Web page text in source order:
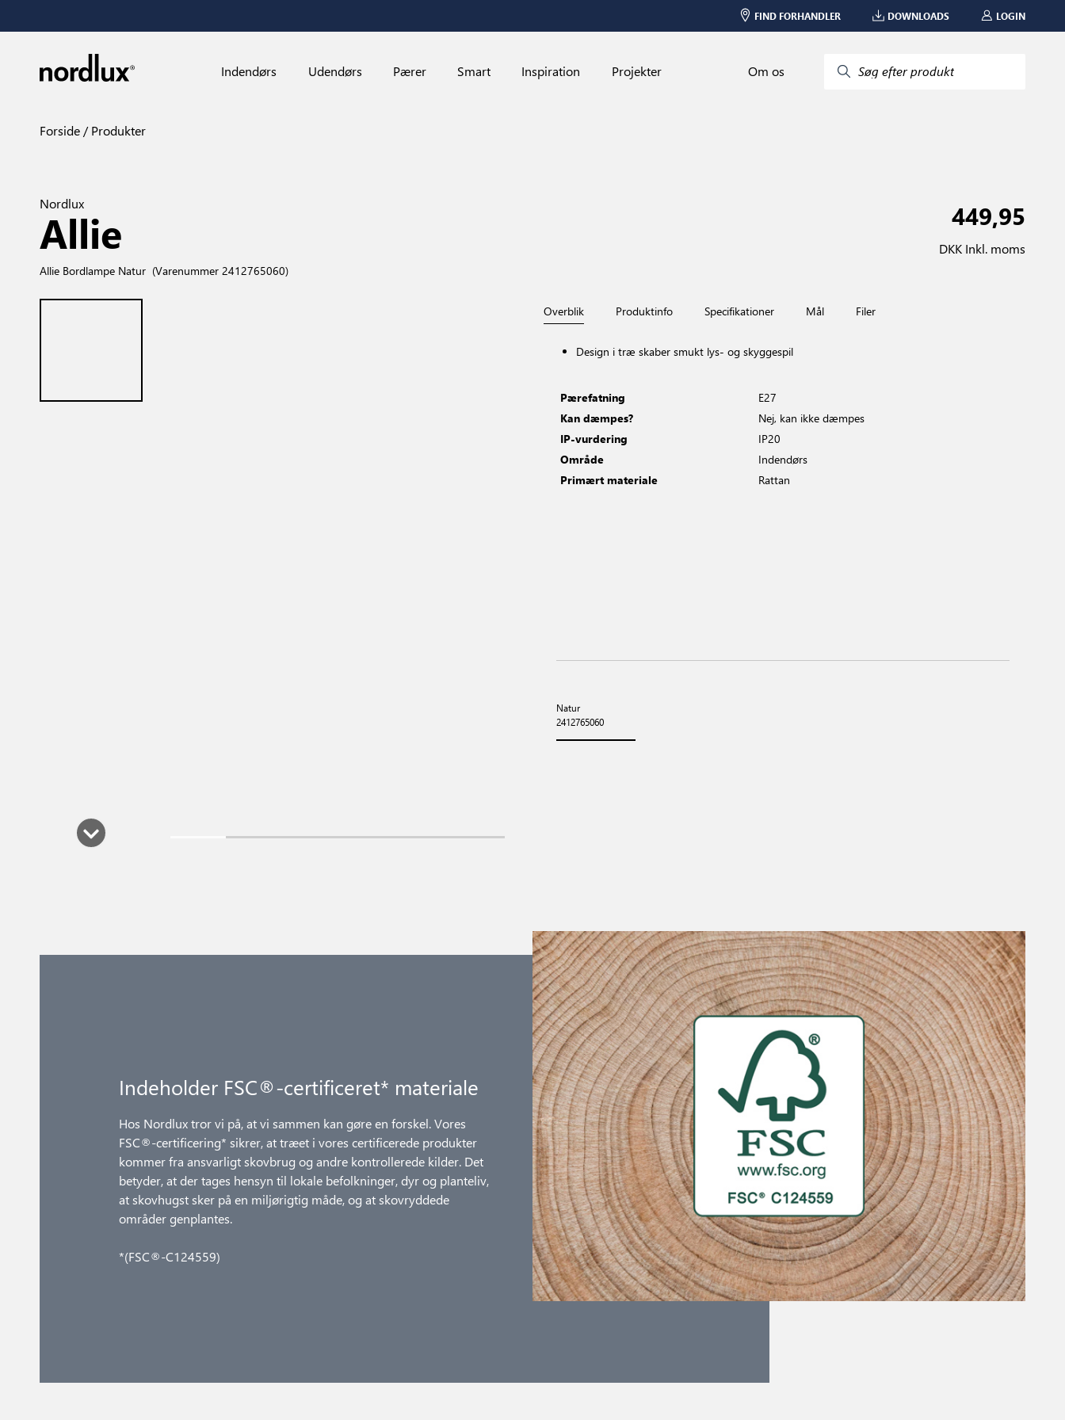
FIND FORHANDLER DOWNLOADS LOGIN
Indendørs Udendørs Pærer Smart Inspiration Projekter Om os Søg efter produkt
Forside Produkter
Nordlux
Allie
Allie Bordlampe Natur (Varenummer 2412765060)
449,95
DKK Inkl. moms
Overblik Produktinfo Specifikationer Mål Filer
Design i træ skaber smukt lys- og skyggespil
Pærefatning
E27
Kan dæmpes?
Nej, kan ikke dæmpes
IP-vurdering
IP20
Område
Indendørs
Primært materiale
Rattan
Natur
2412765060
Indeholder FSC®-certificeret* materiale
Hos Nordlux tror vi på, at vi sammen kan gøre en forskel. Vores
FSC®-certificering* sikrer, at træet i vores certificerede produkter
kommer fra ansvarligt skovbrug og andre kontrollerede kilder. Det
betyder, at der tages hensyn til lokale befolkninger, dyr og planteliv,
at skovhugst sker på en miljørigtig måde, og at skovryddede
områder genplantes.
*(FSC®-C124559)